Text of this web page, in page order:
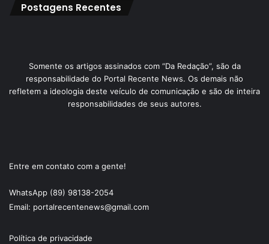
Postagens Recentes
Somente os artigos assinados com “Da Redação”, são da
responsabilidade do Portal Recente News. Os demais não
refletem a ideologia deste veículo de comunicação e são de inteira
responsabilidades de seus autores.
Entre em contato com a gente!
WhatsApp (89) 98138-2054
Email: portalrecentenews@gmail.com
Política de privacidade